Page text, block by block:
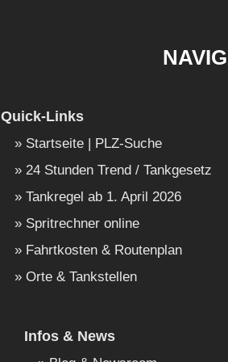
Quick-Links
Startseite | PLZ-Suche
24 Stunden Trend / Tankgesetz
Tankregel ab 1. April 2026
Spritrechner online
Fahrtkosten & Routenplan
Orte & Tankstellen
Infos & News